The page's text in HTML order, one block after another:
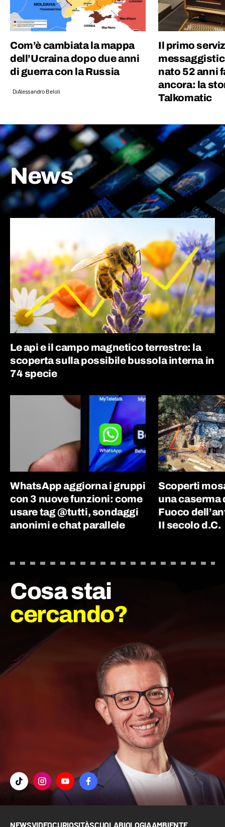
Com’è cambiata la mappa
dell’Ucraina dopo due anni
di guerra con la Russia
DiAlessandro Beloli
Il primo
nato 52 anni
ancora: la
Talkomatic
News
Le api e il campo magnetico terrestre: la
scoperta sulla possibile bussola interna in
74 specie
WhatsApp aggiorna i gruppi
con 3 nuove funzioni: come
usare tag @tutti, sondaggi
anonimi e chat parallele
Scoperti
una caserma
Fuoco
II secolo d.C.
Cosa stai
cercando?